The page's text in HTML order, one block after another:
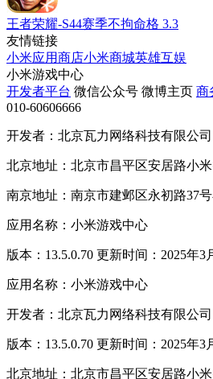
王者荣耀-S44赛季不拘命格 3.3
友情链接
小米应用商店小米商城英雄互娱
小米游戏中心
开发者平台 微信公众号 微博主页 商
010-60606666
开发者：北京瓦力网络科技有限公司
北京地址：北京市昌平区安居路小
南京地址：南京市建邺区永初路37
应用名称：小米游戏中心
版本：13.5.0.70 更新时间：2025年3
应用名称：小米游戏中心
开发者：北京瓦力网络科技有限公司
版本：13.5.0.70 更新时间：2025年3
北京地址：北京市昌平区安居路小